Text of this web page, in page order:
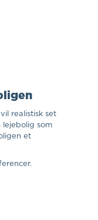
realistisk set
som
et